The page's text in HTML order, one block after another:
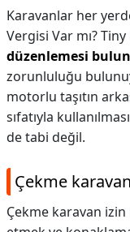
Karavanlar her
Vergisi Var mı?
düzenlemesi
zorunluluğu
motorlu taşıtın
sıfatıyla
de tabi değil.
Çekme
Çekme karavan izin